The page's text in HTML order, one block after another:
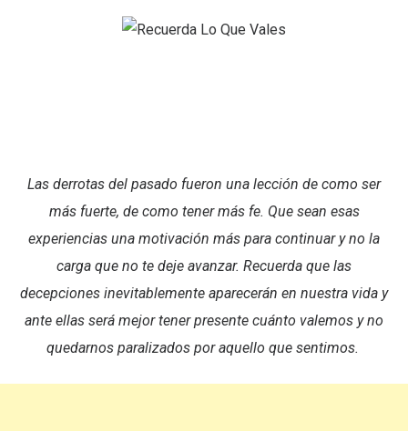
Las derrotas del pasado fueron una lección de como ser
más fuerte, de como tener más fe. Que sean esas
experiencias una motivación más para continuar y no la
carga que no te deje avanzar. Recuerda que las
decepciones inevitablemente aparecerán en nuestra vida y
ante ellas será mejor tener presente cuánto valemos y no
quedarnos paralizados por aquello que sentimos.